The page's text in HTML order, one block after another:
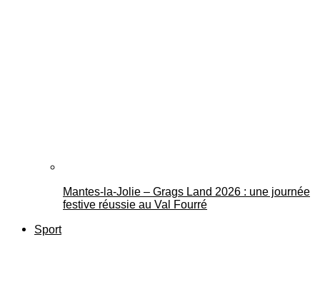
Mantes-la-Jolie – Grags Land 2026 : une journée
festive réussie au Val Fourré
Sport